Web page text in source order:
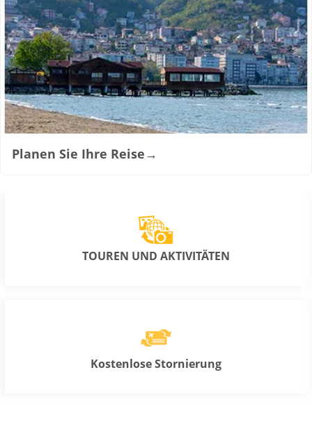
Planen Sie Ihre Reise→
TOUREN UND AKTIVITÄTEN
Kostenlose Stornierung